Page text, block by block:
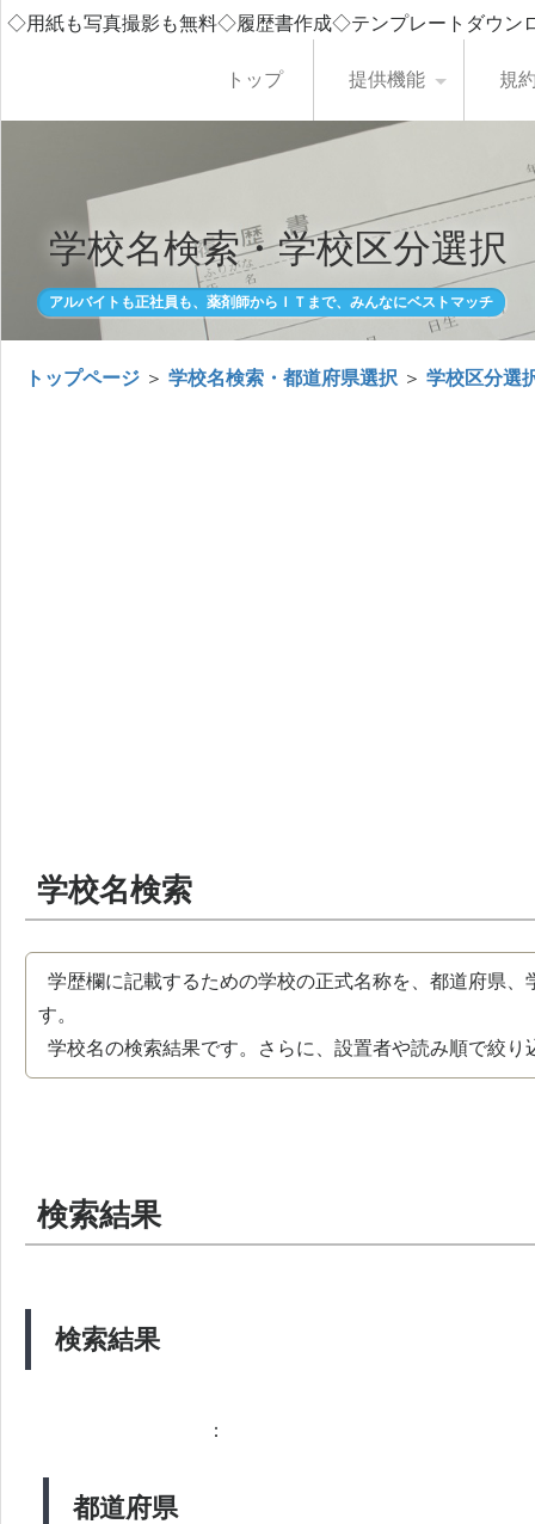
◇用紙も写真撮影も無料◇履歴書作成◇テンプレートダウ
トップ 提供機能 規
学校名検索・学校区分選択
アルバイトも正社員も、薬剤師からＩＴまで、みんなにベストマッチ
トップページ ＞ 学校名検索・都道府県選択 ＞ 学校区分選
学校名検索
学歴欄に記載するための学校の正式名称を、都道府県
す。
学校名の検索結果です。さらに、設置者や読み順で絞り
検索結果
検索結果
都道府県
：